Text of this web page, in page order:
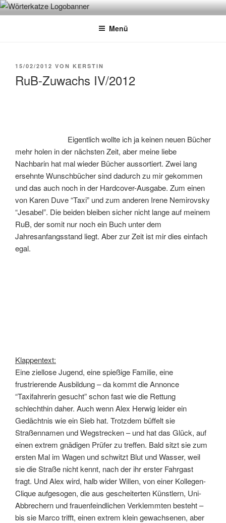
Zum
InhaltWÖRTERKATZE
Von Büchern erzählen
Menü
VERÖFFENTLICHT
15/02/2012 VON KERSTIN
RuB-Zuwachs IV/2012
Eigentlich wollte ich ja keinen neuen Bücher
mehr holen in der nächsten Zeit, aber meine liebe
Nachbarin hat mal wieder Bücher aussortiert. Zwei lang
ersehnte Wunschbücher sind dadurch zu mir gekommen
und das auch noch in der Hardcover-Ausgabe. Zum einen
von Karen Duve “Taxi” und zum anderen Irene Nemirovsky
“Jesabel”. Die beiden bleiben sicher nicht lange auf meinem
RuB, der somit nur noch ein Buch unter dem
Jahresanfangsstand liegt. Aber zur Zeit ist mir dies einfach
egal.
Klappentext:
Eine ziellose Jugend, eine spießige Familie, eine
frustrierende Ausbildung – da kommt die Annonce
“Taxifahrerin gesucht” schon fast wie die Rettung
schlechthin daher. Auch wenn Alex Herwig leider ein
Gedächtnis wie ein Sieb hat. Trotzdem büffelt sie
Straßennamen und Wegstrecken – und hat das Glück, auf
einen extrem gnädigen Prüfer zu treffen. Bald sitzt sie zum
ersten Mal im Wagen und schwitzt Blut und Wasser, weil
sie die Straße nicht kennt, nach der ihr erster Fahrgast
fragt. Und Alex wird, halb wider Willen, von einer Kollegen-
Clique aufgesogen, die aus gescheiterten Künstlern, Uni-
Abbrechern und frauenfeindlichen Verklemmten besteht –
bis sie Marco trifft, einen extrem klein gewachsenen, aber